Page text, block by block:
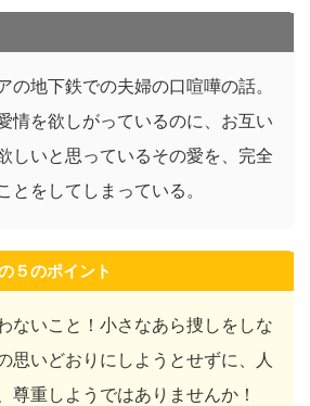
の地下鉄での夫婦の口喧嘩の話。
情を欲しがっているのに、お互い
しいと思っているその愛を、完全
とをしてしまっている。
５のポイント
ないこと！小さなあら捜しをしな
思いどおりにしようとせずに、人
尊重しようではありませんか！